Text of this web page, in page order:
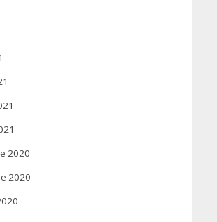
2020
2020